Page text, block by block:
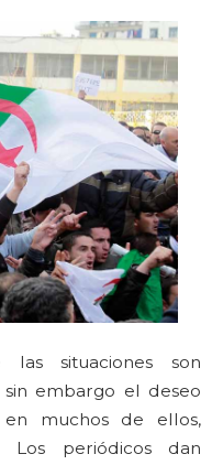
las situaciones son
sin embargo el deseo
muchos de ellos,
Los periódicos dan